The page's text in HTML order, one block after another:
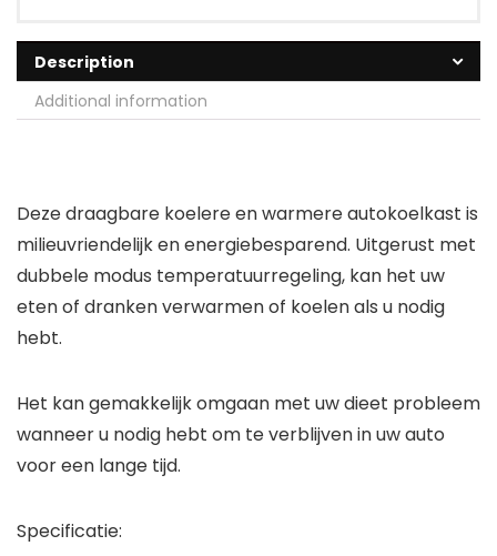
Description
Additional information
Deze draagbare koelere en warmere autokoelkast is
milieuvriendelijk en energiebesparend. Uitgerust met
dubbele modus temperatuurregeling, kan het uw
eten of dranken verwarmen of koelen als u nodig
hebt.
Het kan gemakkelijk omgaan met uw dieet probleem
wanneer u nodig hebt om te verblijven in uw auto
voor een lange tijd.
Specificatie: